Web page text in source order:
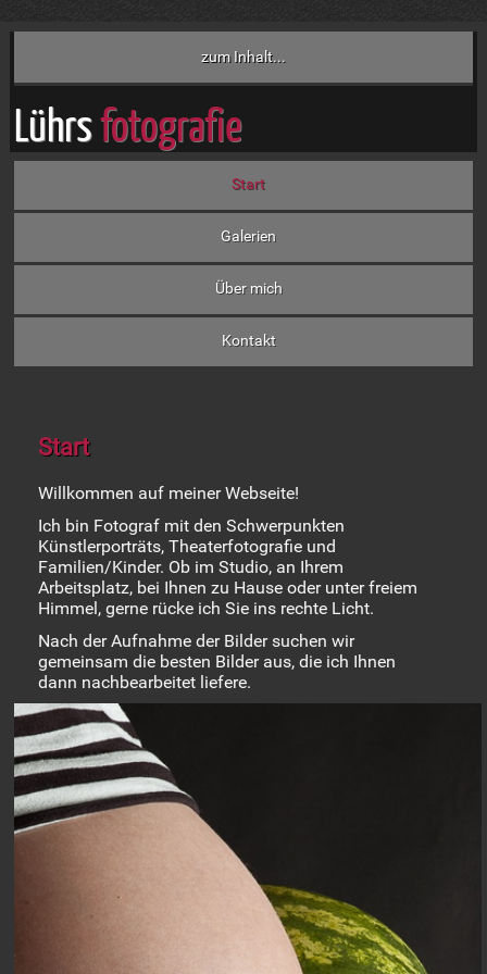
zum Inhalt...
Lührsfotografie
Start
Galerien
Über mich
Kontakt
Start
Willkommen auf meiner Webseite!
Ich bin Fotograf mit den Schwerpunkten
Künstlerporträts, Theaterfotografie und
Familien/Kinder. Ob im Studio, an Ihrem
Arbeitsplatz, bei Ihnen zu Hause oder unter freiem
Himmel, gerne rücke ich Sie ins rechte Licht.
Nach der Aufnahme der Bilder suchen wir
gemeinsam die besten Bilder aus, die ich Ihnen
dann nachbearbeitet liefere.